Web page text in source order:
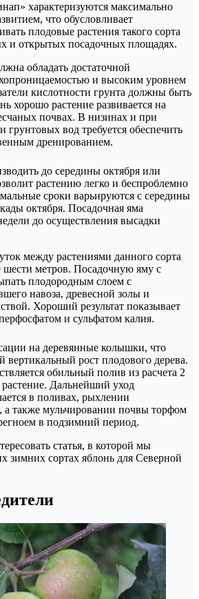
характеризуются максимально
что обусловливает
плодовые растения такого сорта
и открытых посадочных площадях.
обладать достаточной
и высоким уровнем
кислотности грунта должны быть
хорошо растение развивается на
почвах. В низинах и при
грунтовых вод требуется обеспечить
дренированием.
до середины октября или
растению легко и беспроблемно
сроки варьируются с середины
октября. Посадочная яма
до осуществления высадки
между растениями данного сорта
метров. Посадочную яму с
плодородным слоем с
навоза, древесной золы и
Хороший результат показывает
и сульфатом калия.
на деревянные колышки, что
вертикальный рост плодового дерева.
обильный полив из расчета 2
Дальнейший уход
в поливах, рыхлении
а также мульчировании почвы торфом
в подзимний период.
статья, в которой мы
зимних сортах яблонь для Северной